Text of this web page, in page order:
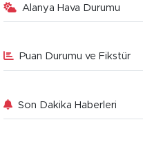
Alanya Hava Durumu
Puan Durumu ve Fikstür
Son Dakika Haberleri